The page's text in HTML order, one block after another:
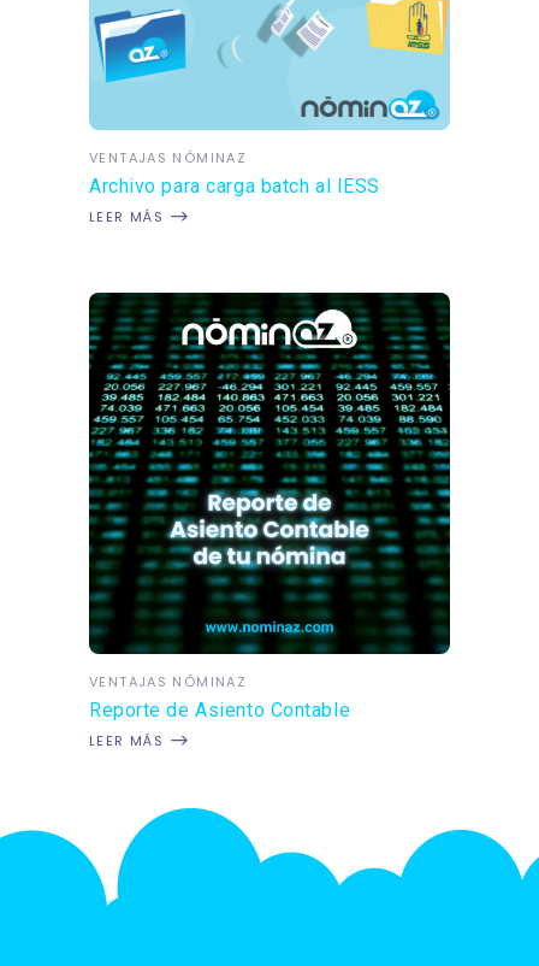
VENTAJAS NÓMINAZ
Archivo para carga batch al IESS
LEER MÁS
VENTAJAS NÓMINAZ
Reporte de Asiento Contable
LEER MÁS